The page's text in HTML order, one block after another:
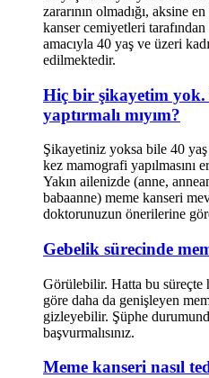
zararının olmadığı, aksine
kanser cemiyetleri
amacıyla 40 yaş ve üzeri
edilmektedir.
Hiç bir şikayetim yok.
yaptırmalı mıyım?
Şikayetiniz yoksa bile 40
kez mamografi yapılmasını
Yakın ailenizde (anne,
babaanne) meme kanseri
doktorunuzun önerilerine
Gebelik sürecinde
Görülebilir. Hatta bu süreçte
göre daha da genişleyen
gizleyebilir. Şüphe
başvurmalısınız.
Meme kanseri nasıl